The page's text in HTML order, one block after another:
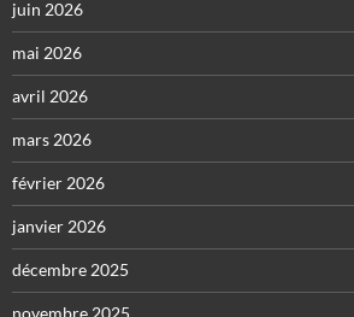
juin 2026
mai 2026
avril 2026
mars 2026
février 2026
janvier 2026
décembre 2025
novembre 2025